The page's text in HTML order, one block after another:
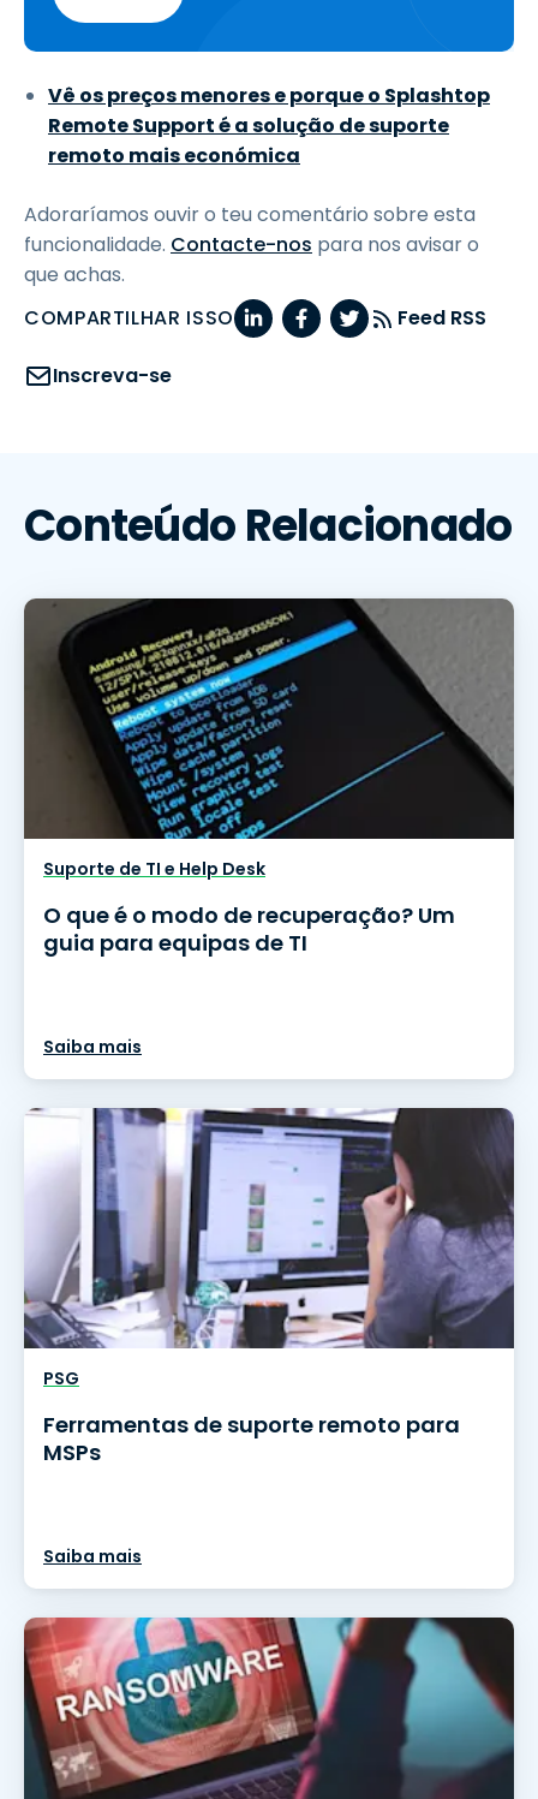
Vê os preços menores e porque o Splashtop
Remote Support é a solução de suporte
remoto mais económica
Adoraríamos ouvir o teu comentário sobre esta
funcionalidade. Contacte-nos para nos avisar o
que achas.
COMPARTILHAR ISSO
Feed RSS
Inscreva-se
Conteúdo Relacionado
Suporte de TI e Help Desk
O que é o modo de recuperação? Um
guia para equipas de TI
Saiba mais
PSG
Ferramentas de suporte remoto para
MSPs
Saiba mais